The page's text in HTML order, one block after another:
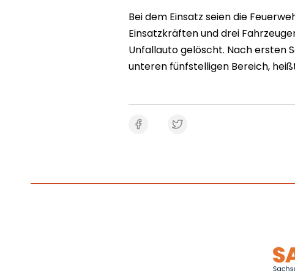
Bei dem Einsatz seien die
Einsatzkräften und drei
Unfallauto gelöscht. Nach ersten
unteren fünfstelligen Bereich,